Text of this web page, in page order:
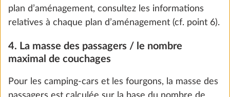
We use cookies to enable you to make the best
possible use of our website and to improve our
communication with you. We take your
preferences into account and process data for
consent by clicking on "Accept all". You can
plan d’aménagement, consultez les informations
relatives à chaque plan d’aménagement (cf. point 6).
4. La masse des passagers / le nombre
maximal de couchages
Pour les camping-cars et les fourgons, la masse des